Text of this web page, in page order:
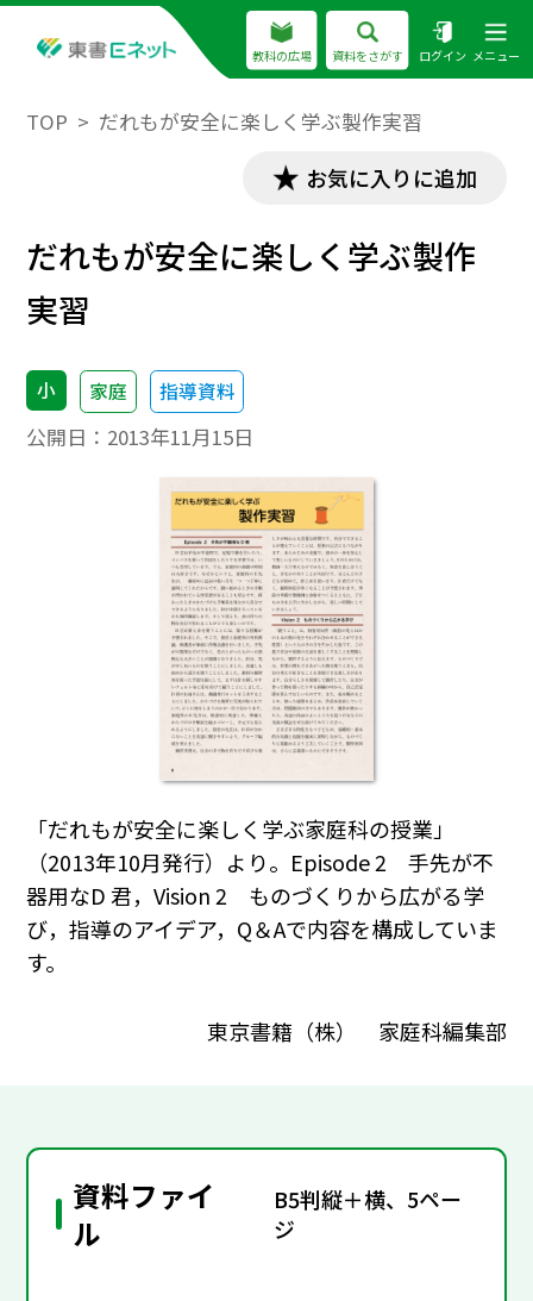
教科の広場 資料をさがす ログイン メニュー
TOP だれもが安全に楽しく学ぶ製作実習
お気に入りに追加
だれもが安全に楽しく学ぶ製作
実習
小 家庭 指導資料
公開日： 2013年11月15日
「だれもが安全に楽しく学ぶ家庭科の授業」
（2013年10月発行）より。Episode 2 手先が不
器用なD 君，Vision 2 ものづくりから広がる学
び，指導のアイデア，Q＆Aで内容を構成していま
す。
東京書籍（株） 家庭科編集部
資料ファイ
ル
B5判縦＋横、5ペー
ジ